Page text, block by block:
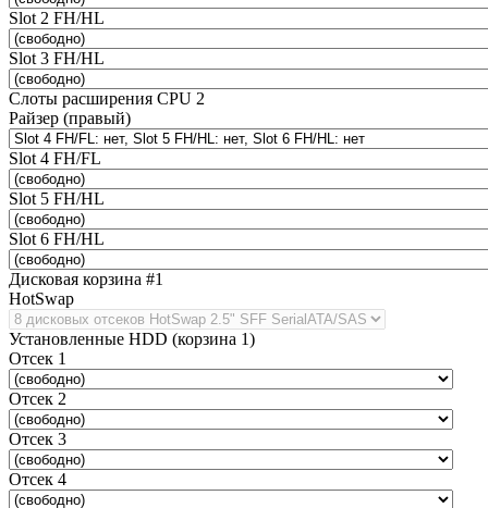
Slot 2 FH/HL
Slot 3 FH/HL
Слоты расширения CPU 2
Райзер (правый)
Slot 4 FH/FL
Slot 5 FH/HL
Slot 6 FH/HL
Дисковая корзина #1
HotSwap
Установленные HDD (корзина 1)
Отсек 1
Отсек 2
Отсек 3
Отсек 4